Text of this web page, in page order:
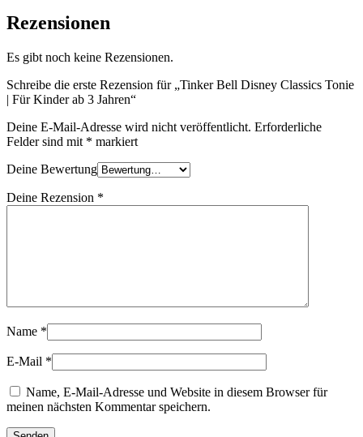
Rezensionen
Es gibt noch keine Rezensionen.
Schreibe die erste Rezension für „Tinker Bell Disney Classics Tonie
| Für Kinder ab 3 Jahren“
Deine E-Mail-Adresse wird nicht veröffentlicht. Erforderliche
Felder sind mit * markiert
Deine Bewertung
Deine Rezension *
Name *
E-Mail *
Name, E-Mail-Adresse und Website in diesem Browser für
meinen nächsten Kommentar speichern.